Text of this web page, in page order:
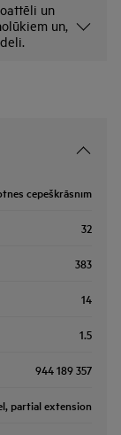
un
un,
cepeškrāsnīm
32
383
14
1.5
944 189 357
partial extension